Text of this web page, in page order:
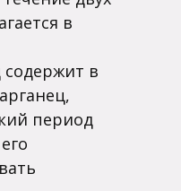
в
в
период